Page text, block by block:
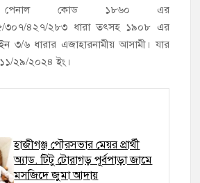
কোড ১৮৬০ এর
৩০৭/৪২৭/২৮৩ ধারা তৎসহ ১৯০৮ এর
৩/৬ ধারার এজাহারনামীয় আসামী। যার
২৯/২০২৪ ইং।
হাজীগঞ্জ পৌরসভার মেয়র প্রার্থী
অ্যাড. টিটু টোরাগড় পূর্বপাড়া জামে
মসজিদে জুমা আদায়